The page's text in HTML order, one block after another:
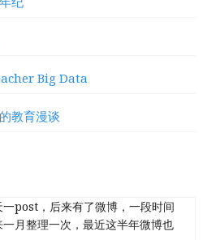
Big Data
教育漫谈
post，后来有了微博，一段时间
月整理一次，最近这半年微博也